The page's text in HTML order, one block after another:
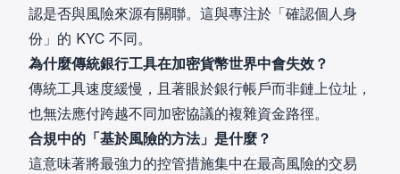
認是否與風險來源有關聯。這與專注於「確認個人身
份」的 KYC 不同。
為什麼傳統銀行工具在加密貨幣世界中會失效？
傳統工具速度緩慢，且著眼於銀行帳戶而非鏈上位址，
也無法應付跨越不同加密協議的複雜資金路徑。
合規中的「基於風險的方法」是什麼？
這意味著將最強力的控管措施集中在最高風險的交易